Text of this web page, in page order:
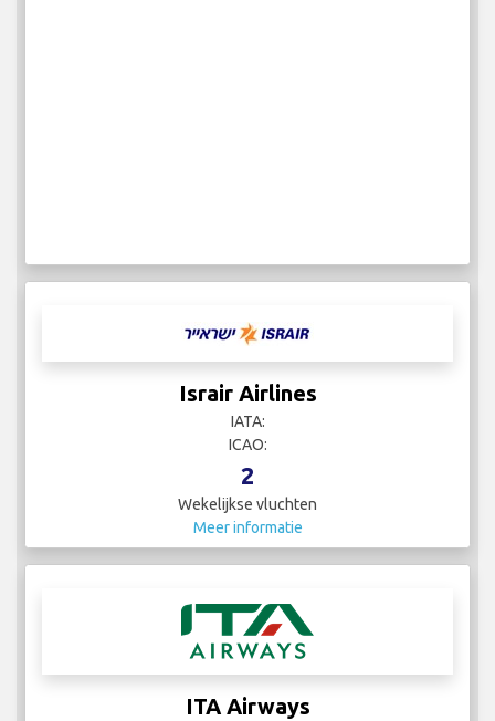
Israir Airlines
IATA:
ICAO:
2
Wekelijkse vluchten
Meer informatie
ITA Airways